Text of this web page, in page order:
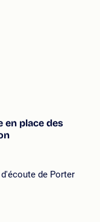
en place des
de Porter